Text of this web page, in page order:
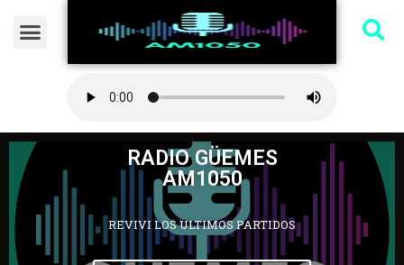
RADIO GÜEMES
AM1050
REVIVI LOS ULTIMOS PARTIDOS